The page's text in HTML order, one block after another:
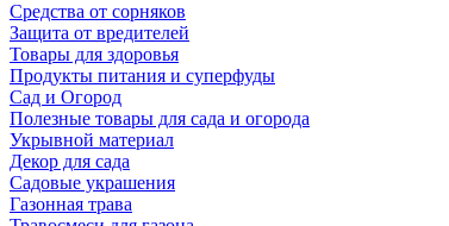
Средства от сорняков
Защита от вредителей
Товары для здоровья
Продукты питания и суперфуды
Сад и Огород
Полезные товары для сада и огорода
Укрывной материал
Декор для сада
Садовые украшения
Газонная трава